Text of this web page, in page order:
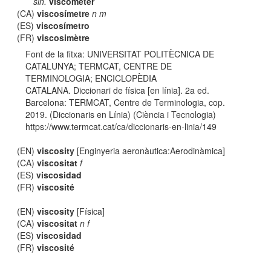
(CA)viscosímetre n m
(ES)viscosímetro
(FR)viscosimètre
Font de la fitxa: UNIVERSITAT POLITÈCNICA DE
CATALUNYA; TERMCAT, CENTRE DE
TERMINOLOGIA; ENCICLOPÈDIA
CATALANA. Diccionari de física [en línia]. 2a ed.
Barcelona: TERMCAT, Centre de Terminologia, cop.
2019. (Diccionaris en Línia) (Ciència i Tecnologia)
https://www.termcat.cat/ca/diccionaris-en-linia/149
(EN)viscosity [Enginyeria aeronàutica:Aerodinàmica]
(CA)viscositat f
(ES)viscosidad
(FR)viscosité
(EN)viscosity [Física]
(CA)viscositat n f
(ES)viscosidad
(FR)viscosité